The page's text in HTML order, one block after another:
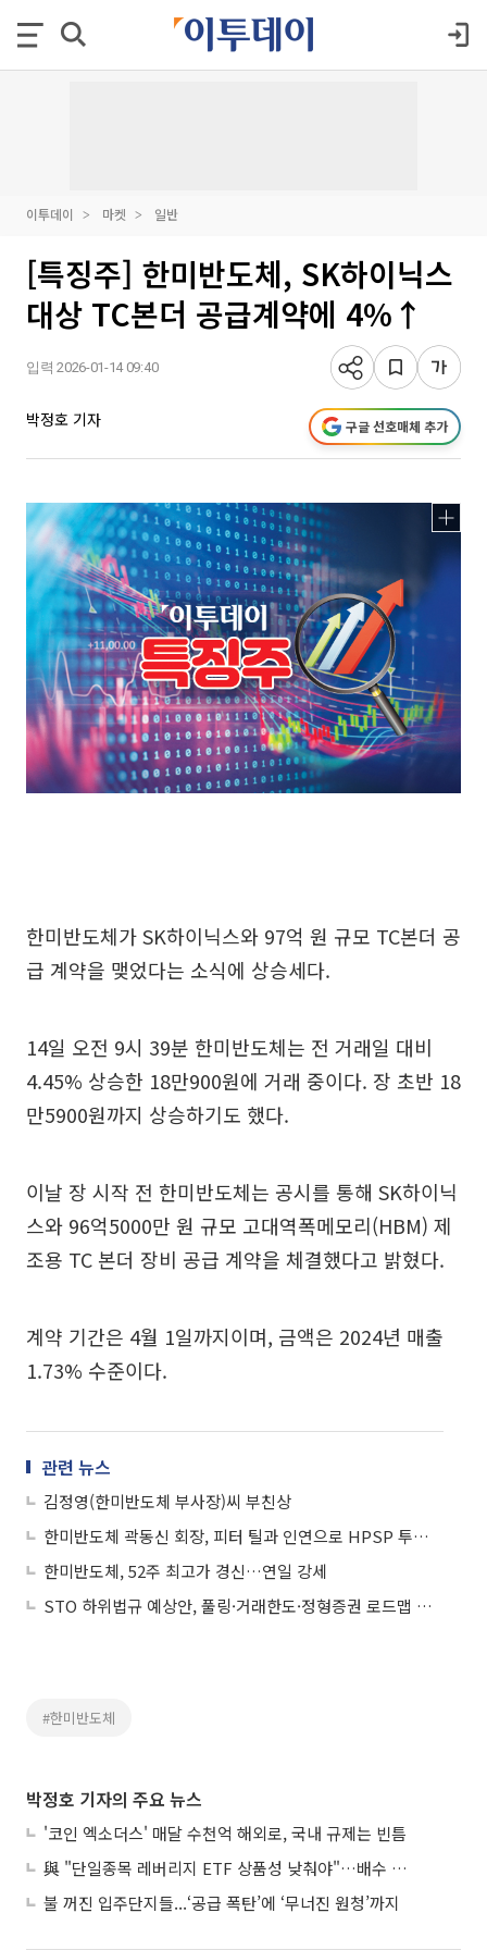
이투데이 마켓 일반
[특징주] 한미반도체, SK하이닉스
대상 TC본더 공급계약에 4%↑
입력 2026-01-14 09:40
박정호 기자 구글 선호매체 추가
한미반도체가 SK하이닉스와 97억 원 규모 TC본더 공
급 계약을 맺었다는 소식에 상승세다.
14일 오전 9시 39분 한미반도체는 전 거래일 대비
4.45% 상승한 18만900원에 거래 중이다. 장 초반 18
만5900원까지 상승하기도 했다.
이날 장 시작 전 한미반도체는 공시를 통해 SK하이닉
스와 96억5000만 원 규모 고대역폭메모리(HBM) 제
조용 TC 본더 장비 공급 계약을 체결했다고 밝혔다.
계약 기간은 4월 1일까지이며, 금액은 2024년 매출
1.73% 수준이다.
관련 뉴스
김정영(한미반도체 부사장)씨 부친상
한미반도체 곽동신 회장, 피터 틸과 인연으로 HPSP 투자 대성공
한미반도체, 52주 최고가 경신…연일 강세
STO 하위법규 예상안, 풀링·거래한도·정형증권 로드맵 제시
#한미반도체
박정호 기자의 주요 뉴스
'코인 엑소더스' 매달 수천억 해외로, 국내 규제는 빈틈
與 "단일종목 레버리지 ETF 상품성 낮춰야"…배수 조정안도 거론
불 꺼진 입주단지들...‘공급 폭탄’에 ‘무너진 원청’까지